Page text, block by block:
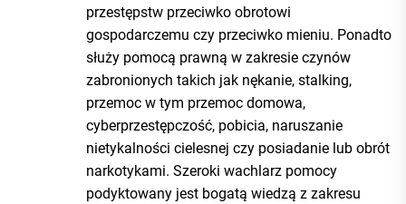
przestępstw przeciwko obrotowi
gospodarczemu czy przeciwko mieniu. Ponadto
służy pomocą prawną w zakresie czynów
zabronionych takich jak nękanie, stalking,
przemoc w tym przemoc domowa,
cyberprzestępczość, pobicia, naruszanie
nietykalności cielesnej czy posiadanie lub obrót
narkotykami. Szeroki wachlarz pomocy
podyktowany jest bogatą wiedzą z zakresu